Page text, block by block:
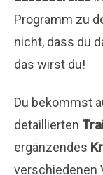
Programm zu
nicht, dass du
das wirst du!
Du bekommst
detaillierten
ergänzendes
verschiedenen